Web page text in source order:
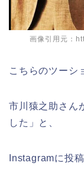
画像引用元：
こちらのツーシ
市川猿之助さん
した」と、
Instagramに投